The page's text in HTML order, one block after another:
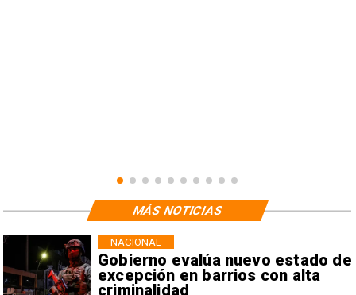
Gobierno evalúa nuevo estado de
excepción en barrios con alta
criminalidad
NACIONAL
MÁS NOTICIAS